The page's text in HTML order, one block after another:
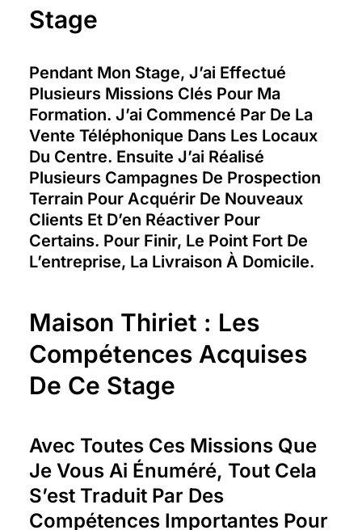
Stage
Pendant Mon Stage, J’ai Effectué
Plusieurs Missions Clés Pour Ma
Formation. J’ai Commencé Par De La
Vente Téléphonique Dans Les Locaux
Du Centre. Ensuite J’ai Réalisé
Plusieurs Campagnes De Prospection
Terrain Pour Acquérir De Nouveaux
Clients Et D’en Réactiver Pour
Certains. Pour Finir, Le Point Fort De
L’entreprise, La Livraison À Domicile.
Maison Thiriet : Les
Compétences Acquises
De Ce Stage
Avec Toutes Ces Missions Que
Je Vous Ai Énuméré, Tout Cela
S’est Traduit Par Des
Compétences Importantes Pour